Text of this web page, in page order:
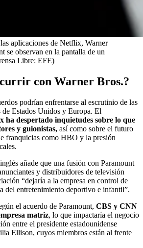
aplicaciones de Netflix, Warner
se observan en la pantalla de un
Libre: EFE)
con Warner Bros.?
podrían enfrentarse al escrutinio de las
de Estados Unidos y Europa. El
ha despertado inquietudes sobre lo que
y guionistas, así como sobre el futuro
franquicias como HBO y la presión
añade que una fusión con Paramount
y distribuidores de televisión
“dejaría a la empresa en control de
del entretenimiento deportivo e infantil”.
el acuerdo de Paramount, CBS y CNN
matriz, lo que impactaría el negocio
entre el presidente estadounidense
Ellison, cuyos miembros están al frente